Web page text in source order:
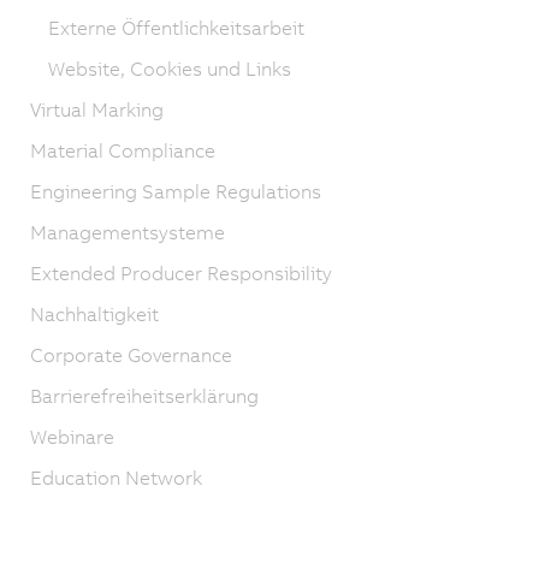
Externe Öffentlichkeitsarbeit
Website, Cookies und Links
Virtual Marking
Material Compliance
Engineering Sample Regulations
Managementsysteme
Extended Producer Responsibility
Nachhaltigkeit
Corporate Governance
Barrierefreiheitserklärung
Webinare
Education Network